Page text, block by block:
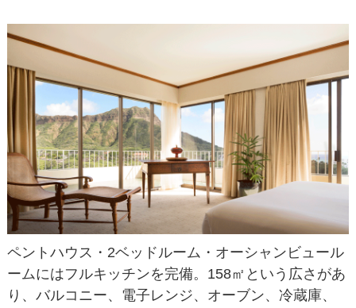
ペントハウス・2ベッドルーム・オーシャンビュール
ームにはフルキッチンを完備。158㎡という広さがあ
り、バルコニー、電子レンジ、オーブン、冷蔵庫、